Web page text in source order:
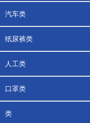
汽车类
纸尿裤类
人工类
口罩类
类